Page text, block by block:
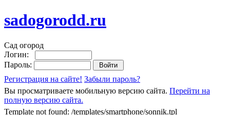
sadogorodd.ru
Сад огород
Логин:
Пароль:
Регистрация на сайте! Забыли пароль?
Вы просматриваете мобильную версию сайта. Перейти на
полную версию сайта.
Template not found: /templates/smartphone/sonnik.tpl